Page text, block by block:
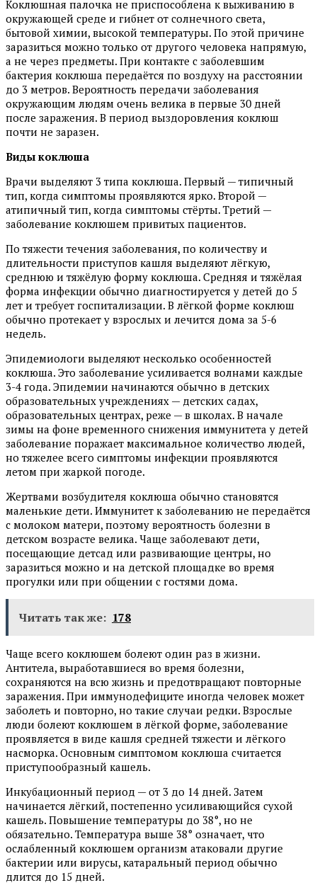
Коклюшная палочка не приспособлена к выживанию в
окружающей среде и гибнет от солнечного света,
бытовой химии, высокой температуры. По этой причине
заразиться можно только от другого человека напрямую,
а не через предметы. При контакте с заболевшим
бактерия коклюша передаётся по воздуху на расстоянии
до 3 метров. Вероятность передачи заболевания
окружающим людям очень велика в первые 30 дней
после заражения. В период выздоровления коклюш
почти не заразен.
Виды коклюша
Врачи выделяют 3 типа коклюша. Первый — типичный
тип, когда симптомы проявляются ярко. Второй —
атипичный тип, когда симптомы стёрты. Третий —
заболевание коклюшем привитых пациентов.
По тяжести течения заболевания, по количеству и
длительности приступов кашля выделяют лёгкую,
среднюю и тяжёлую форму коклюша. Средняя и тяжёлая
форма инфекции обычно диагностируется у детей до 5
лет и требует госпитализации. В лёгкой форме коклюш
обычно протекает у взрослых и лечится дома за 5-6
недель.
Эпидемиологи выделяют несколько особенностей
коклюша. Это заболевание усиливается волнами каждые
3-4 года. Эпидемии начинаются обычно в детских
образовательных учреждениях — детских садах,
образовательных центрах, реже — в школах. В начале
зимы на фоне временного снижения иммунитета у детей
заболевание поражает максимальное количество людей,
но тяжелее всего симптомы инфекции проявляются
летом при жаркой погоде.
Жертвами возбудителя коклюша обычно становятся
маленькие дети. Иммунитет к заболеванию не передаётся
с молоком матери, поэтому вероятность болезни в
детском возрасте велика. Чаще заболевают дети,
посещающие детсад или развивающие центры, но
заразиться можно и на детской площадке во время
прогулки или при общении с гостями дома.
Читать так же: 178
Чаще всего коклюшем болеют один раз в жизни.
Антитела, выработавшиеся во время болезни,
сохраняются на всю жизнь и предотвращают повторные
заражения. При иммунодефиците иногда человек может
заболеть и повторно, но такие случаи редки. Взрослые
люди болеют коклюшем в лёгкой форме, заболевание
проявляется в виде кашля средней тяжести и лёгкого
насморка. Основным симптомом коклюша считается
приступообразный кашель.
Инкубационный период — от 3 до 14 дней. Затем
начинается лёгкий, постепенно усиливающийся сухой
кашель. Повышение температуры до 38°, но не
обязательно. Температура выше 38° означает, что
ослабленный коклюшем организм атаковали другие
бактерии или вирусы, катаральный период обычно
длится до 15 дней.